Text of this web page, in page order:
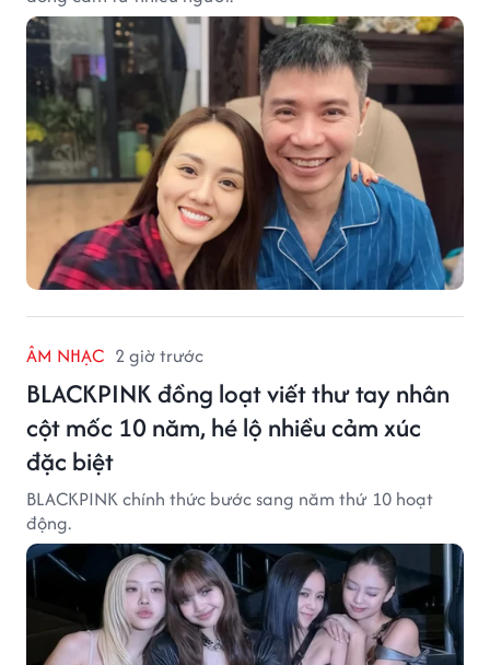
ÂM NHẠC 2 giờ trước
BLACKPINK đồng loạt viết thư tay nhân
cột mốc 10 năm, hé lộ nhiều cảm xúc
đặc biệt
BLACKPINK chính thức bước sang năm thứ 10 hoạt
động.